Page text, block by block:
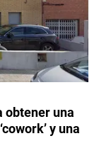
obtener una
y una